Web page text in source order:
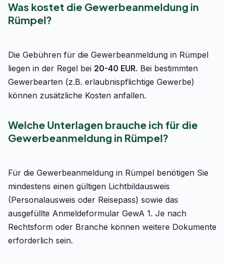
Was kostet die Gewerbeanmeldung in
Rümpel?
Die Gebühren für die Gewerbeanmeldung in Rümpel
liegen in der Regel bei 20-40 EUR. Bei bestimmten
Gewerbearten (z.B. erlaubnispflichtige Gewerbe)
können zusätzliche Kosten anfallen.
Welche Unterlagen brauche ich für die
Gewerbeanmeldung in Rümpel?
Für die Gewerbeanmeldung in Rümpel benötigen Sie
mindestens einen gültigen Lichtbildausweis
(Personalausweis oder Reisepass) sowie das
ausgefüllte Anmeldeformular GewA 1. Je nach
Rechtsform oder Branche können weitere Dokumente
erforderlich sein.